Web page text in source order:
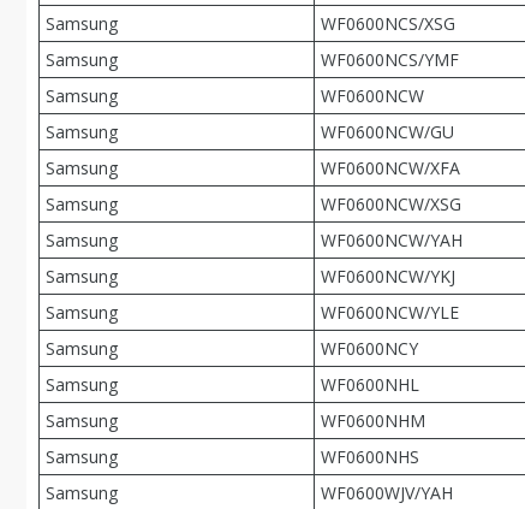
Samsung
WF0600NCS/XSG
Samsung
WF0600NCS/YMF
Samsung
WF0600NCW
Samsung
WF0600NCW/GU
Samsung
WF0600NCW/XFA
Samsung
WF0600NCW/XSG
Samsung
WF0600NCW/YAH
Samsung
WF0600NCW/YKJ
Samsung
WF0600NCW/YLE
Samsung
WF0600NCY
Samsung
WF0600NHL
Samsung
WF0600NHM
Samsung
WF0600NHS
Samsung
WF0600WJV/YAH